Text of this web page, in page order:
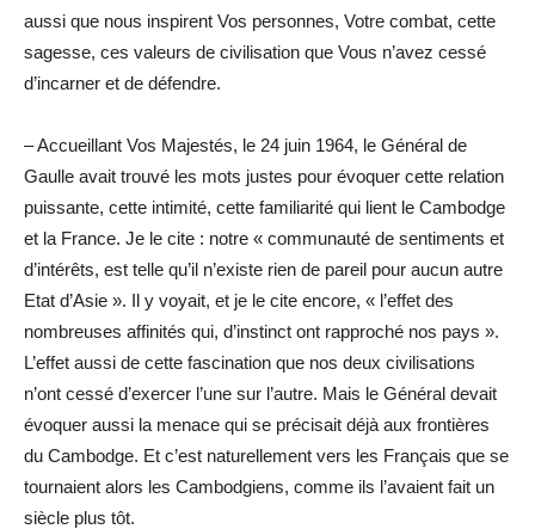
aussi que nous inspirent Vos personnes, Votre combat, cette
sagesse, ces valeurs de civilisation que Vous n’avez cessé
d’incarner et de défendre.
– Accueillant Vos Majestés, le 24 juin 1964, le Général de
Gaulle avait trouvé les mots justes pour évoquer cette relation
puissante, cette intimité, cette familiarité qui lient le Cambodge
et la France. Je le cite : notre « communauté de sentiments et
d’intérêts, est telle qu’il n’existe rien de pareil pour aucun autre
Etat d’Asie ». Il y voyait, et je le cite encore, « l’effet des
nombreuses affinités qui, d’instinct ont rapproché nos pays ».
L’effet aussi de cette fascination que nos deux civilisations
n’ont cessé d’exercer l’une sur l’autre. Mais le Général devait
évoquer aussi la menace qui se précisait déjà aux frontières
du Cambodge. Et c’est naturellement vers les Français que se
tournaient alors les Cambodgiens, comme ils l’avaient fait un
siècle plus tôt.